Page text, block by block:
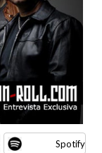
Spotify